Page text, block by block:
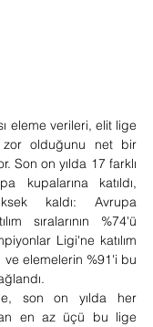
eleme verileri, elit lige
olduğunu net bir
Son on yılda 17 farklı
kupalarına katıldı,
kaldı: Avrupa
sıralarının %74'ü
Ligi'ne katılım
ve elemelerin %91'i bu
son on yılda her
en az üçü bu lige